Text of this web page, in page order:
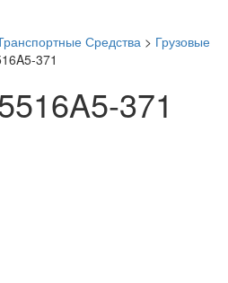
Средства > Грузовые
371
371